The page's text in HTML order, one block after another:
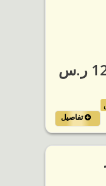
تفاصيل